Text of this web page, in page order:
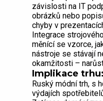
závislosti na IT
obrázků nebo
chyby v
Integrace
měnící se vzorce,
nástroje se stávají
okamžitosti –
Implikace
Ruský módní trh, s
výdajích